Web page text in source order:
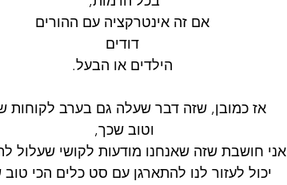
אם זה אינטרקציה עם ההורים
דודים
הילדים או הבעל.
אז כמובן, שזה דבר שעלה גם בערב לקוחות
וטוב שכך,
אני חושבת שזה שאנחנו מודעות לקושי שעלול
יכול לעזור לנו להתארגן עם סט כלים הכי